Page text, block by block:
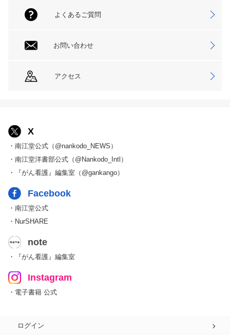
よくあるご質問
お問い合わせ
アクセス
X
・南江堂公式（@nankodo_NEWS）
・南江堂洋書部公式（@Nankodo_Intl）
・『がん看護』編集室（@gankango）
Facebook
・南江堂公式
・NurSHARE
note
・『がん看護』編集室
Instagram
・電子書籍 公式
ログイン